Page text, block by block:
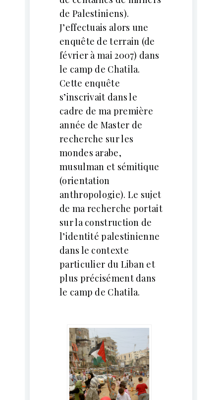
de Palestiniens).
J’effectuais alors une
enquête de terrain (de
février à mai 2007) dans
le camp de Chatila.
Cette enquête
s’inscrivait dans le
cadre de ma première
année de Master de
recherche sur les
mondes arabe,
musulman et sémitique
(orientation
anthropologie). Le sujet
de ma recherche portait
sur la construction de
l’identité palestinienne
dans le contexte
particulier du Liban et
plus précisément dans
le camp de Chatila.